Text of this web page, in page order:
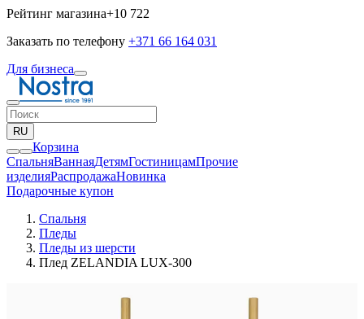
Рейтинг магазина+10 722
Заказать по телефону +371 66 164 031
Для бизнеса
RU
Корзина
СпальняВаннаяДетямГостиницамПрочие
изделияPаспродажаНовинка
Подарочные купон
Спальня
Пледы
Пледы из шерсти
Плед ZELANDIA LUX-300